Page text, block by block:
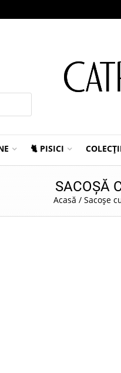
🐈 PISICI
SACOȘĂ
Acasă / Sacoșe